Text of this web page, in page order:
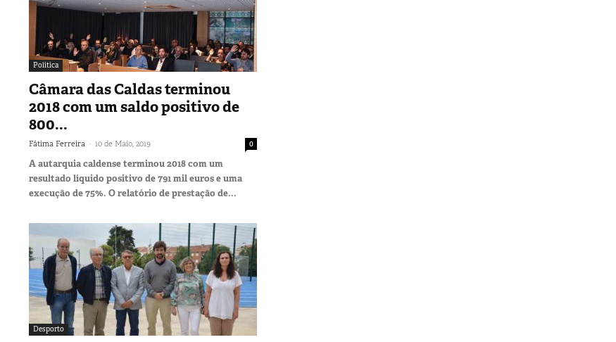
Política
Câmara das Caldas terminou
2018 com um saldo positivo de
800...
Fátima Ferreira - 10 de Maio, 2019 0
A autarquia caldense terminou 2018 com um
resultado líquido positivo de 791 mil euros e uma
execução de 75%. O relatório de prestação de...
Desporto